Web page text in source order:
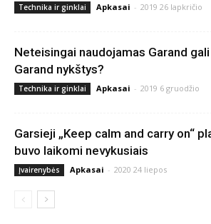
Technika ir ginklai Apkasai - 2019 26 lapkričio
Neteisingai naudojamas Garand
Garand nykštys?
Technika ir ginklai Apkasai - 2019 6 gruodžio
Garsieji „Keep calm and carry on“
buvo laikomi nevykusiais
Įvairenybės Apkasai - 2020 24 liepos